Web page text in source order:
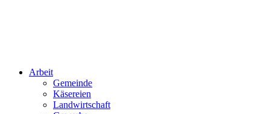
Arbeit
Gemeinde
Käsereien
Landwirtschaft